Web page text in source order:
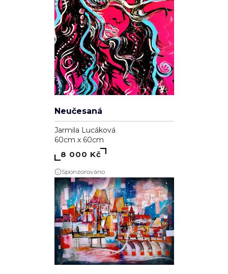
Neučesaná
Jarmila Lucáková
60cm x 60cm
8 000 Kč
Sponzorováno